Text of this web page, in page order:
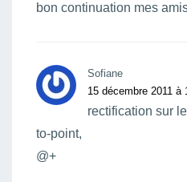
bon continuation mes
Sofiane
15 décembre 2011 à
rectification sur
to-point,
@+